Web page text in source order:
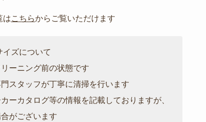
はこちらからご覧いただけます
ズについて
リーニング前の状態です
門スタッフが丁寧に清掃を行います
ーカタログ等の情報を記載しておりますが、
がございます